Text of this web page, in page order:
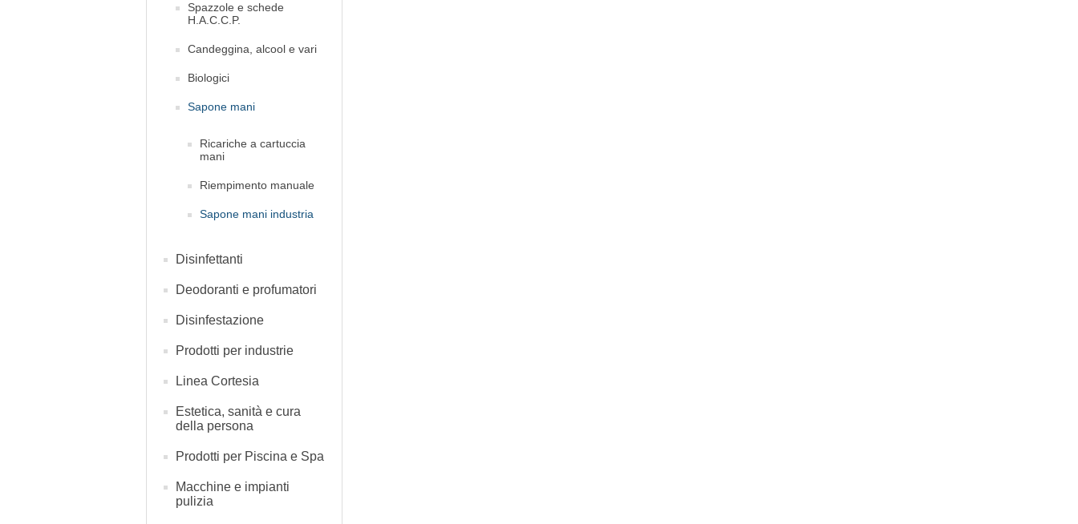
Spazzole e schede
H.A.C.C.P.
Candeggina, alcool e vari
Biologici
Sapone mani
Ricariche a cartuccia
mani
Riempimento manuale
Sapone mani industria
Disinfettanti
Deodoranti e profumatori
Disinfestazione
Prodotti per industrie
Linea Cortesia
Estetica, sanità e cura
della persona
Prodotti per Piscina e Spa
Macchine e impianti
pulizia